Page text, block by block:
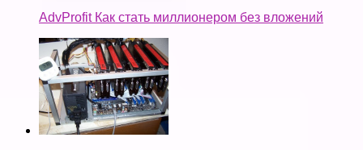
AdvProfit Как стать миллионером без вложений